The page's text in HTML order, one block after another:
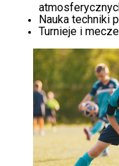
Nauka techniki
Turnieje i